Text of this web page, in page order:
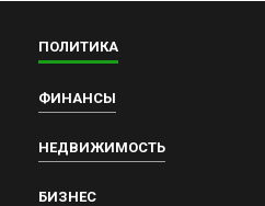
ПОЛИТИКА
ФИНАНСЫ
НЕДВИЖИМОСТЬ
БИЗНЕС